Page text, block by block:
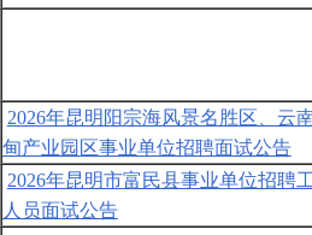
2026年昆明阳宗海风景名胜区、云
甸产业园区事业单位招聘面试公告
2026年昆明市富民县事业单位招聘
人员面试公告